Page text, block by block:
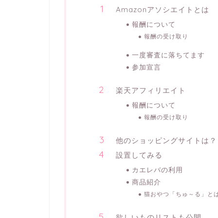
Amazonアソシエイトとは
報酬について
報酬の受け取り
一度審査に落ちてます
参加宣言
楽天アフィリエイト
報酬について
報酬の受け取り
他のショッピングサイトは？
設置してみる
カエレバの利用
商品紹介
猫おやつ「ちゅ～る」と